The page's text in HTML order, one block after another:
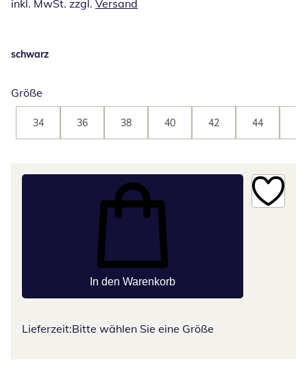
inkl. MwSt. zzgl. Versand
schwarz
Größe
34 36 38 40 42 44
In den Warenkorb
Lieferzeit:Bitte wählen Sie eine Größe